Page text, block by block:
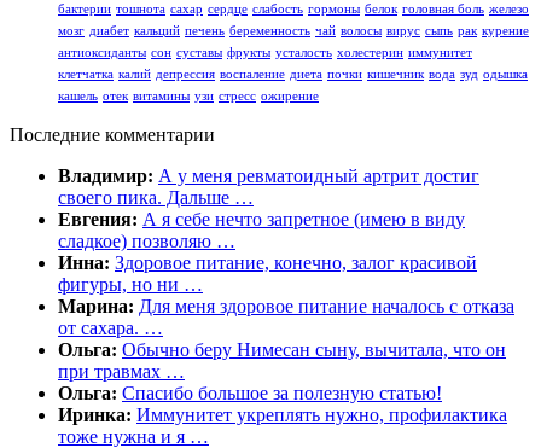
бактерии тошнота сахар сердце слабость гормоны белок головная боль железо
мозг диабет кальций печень беременность чай волосы вирус сыпь рак курение
антиоксиданты сон суставы фрукты усталость холестерин иммунитет
клетчатка калий депрессия воспаление диета почки кишечник вода зуд одышка
кашель отек витамины узи стресс ожирение
Последние комментарии
Владимир: А у меня ревматоидный артрит достиг
своего пика. Дальше …
Евгения: А я себе нечто запретное (имею в виду
сладкое) позволяю …
Инна: Здоровое питание, конечно, залог красивой
фигуры, но ни …
Марина: Для меня здоровое питание началось с отказа
от сахара. …
Ольга: Обычно беру Нимесан сыну, вычитала, что он
при травмах …
Ольга: Спасибо большое за полезную статью!
Иринка: Иммунитет укреплять нужно, профилактика
тоже нужна и я …